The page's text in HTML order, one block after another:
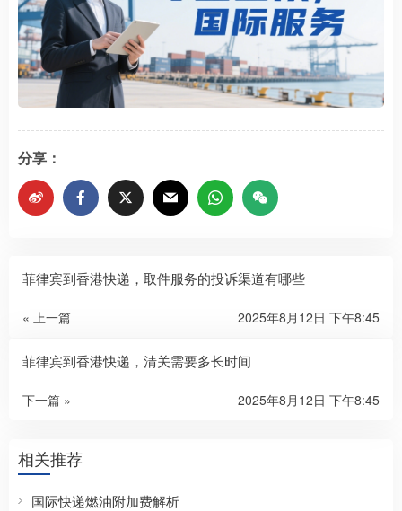
分享：
菲律宾到香港快递，取件服务的投诉渠道有哪些
« 上一篇 2025年8月12日 下午8:45
菲律宾到香港快递，清关需要多长时间
下一篇 » 2025年8月12日 下午8:45
相关推荐
国际快递燃油附加费解析